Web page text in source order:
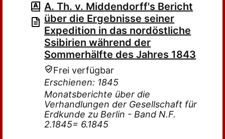
A. Th. v. Middendorff's Bericht
über die Ergebnisse seiner
Expedition in das nordöstliche
Ssibirien während der
Sommerhälfte des Jahres 1843
Frei verfügbar
Erschienen: 1845
Monatsberichte über die
Verhandlungen der Gesellschaft für
Erdkunde zu Berlin - Band N.F.
2.1845= 6.1845